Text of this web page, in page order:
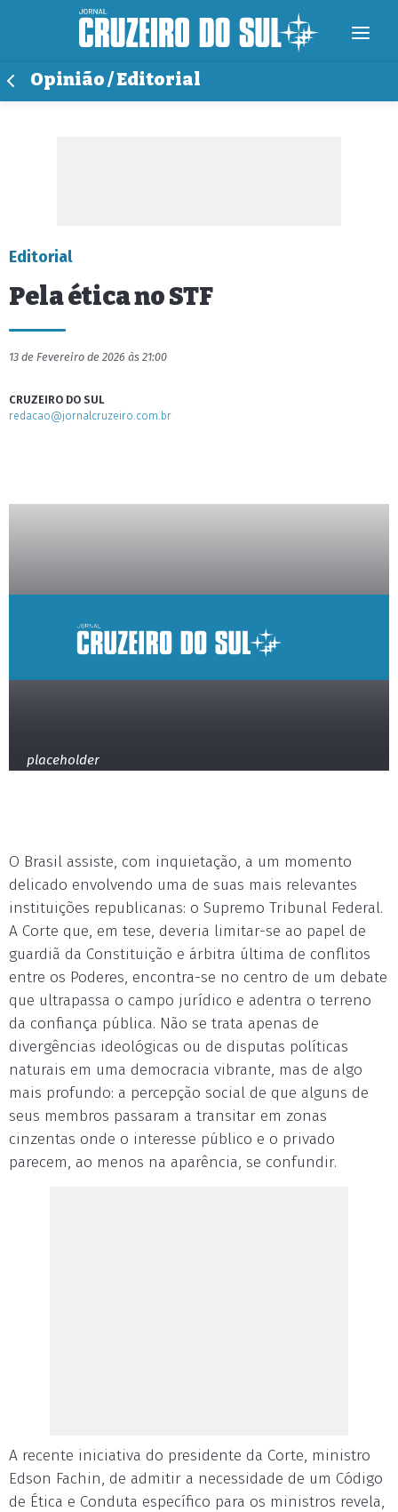
Opinião / Editorial
Editorial
Pela ética no STF
13 de Fevereiro de 2026 às 21:00
CRUZEIRO DO SUL
redacao@jornalcruzeiro.com.br
placeholder
O Brasil assiste, com inquietação, a um momento
delicado envolvendo uma de suas mais relevantes
instituições republicanas: o Supremo Tribunal Federal.
A Corte que, em tese, deveria limitar-se ao papel de
guardiã da Constituição e árbitra última de conflitos
entre os Poderes, encontra-se no centro de um debate
que ultrapassa o campo jurídico e adentra o terreno
da confiança pública. Não se trata apenas de
divergências ideológicas ou de disputas políticas
naturais em uma democracia vibrante, mas de algo
mais profundo: a percepção social de que alguns de
seus membros passaram a transitar em zonas
cinzentas onde o interesse público e o privado
parecem, ao menos na aparência, se confundir.
A recente iniciativa do presidente da Corte, ministro
Edson Fachin, de admitir a necessidade de um Código
de Ética e Conduta específico para os ministros revela,